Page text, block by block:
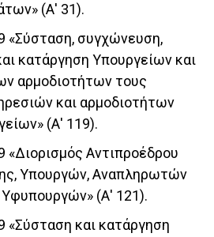
(Α' 31).
«Σύσταση, συγχώνευση,
κατάργηση Υπουργείων και
αρμοδιοτήτων τους
και αρμοδιοτήτων
(Α' 119).
«Διορισμός Αντιπροέδρου
Υπουργών, Αναπληρωτών
(Α' 121).
«Σύσταση και κατάργηση